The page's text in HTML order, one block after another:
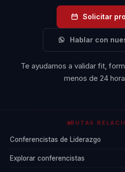
Solicitar
Hablar con
Te ayudamos a validar fit,
menos de 24
RUTAS
Conferencistas de Liderazgo
Explorar conferencistas